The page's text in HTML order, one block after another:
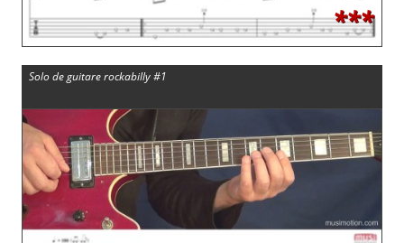
***
Solo de guitare rockabilly #1